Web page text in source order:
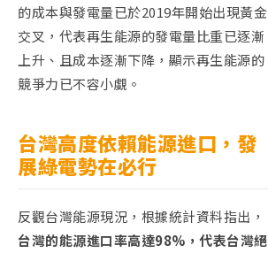
的成本與發電量已於2019年開始出現黃金
交叉，代表再生能源的發電量比重已逐漸
上升、且成本逐漸下降，顯示再生能源的
競爭力已不容小覷。
台灣高度依賴能源進口，發
展綠電勢在必行
反觀台灣能源現況，根據統計資料指出，
台灣的能源進口率高達98% ，代表台灣絕